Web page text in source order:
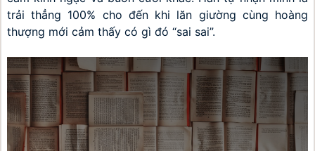
trải thẳng 100% cho đến khi lăn giường cùng hoàng
thượng mới cảm thấy có gì đó “sai sai”.